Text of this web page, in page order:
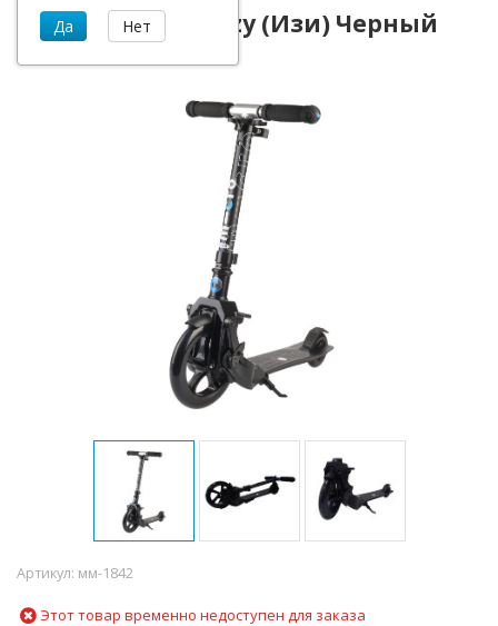
Самокат Micro Eazy (Изи) Черный
(SA0155)
Артикул: мм-1842
Этот товар временно недоступен для заказа